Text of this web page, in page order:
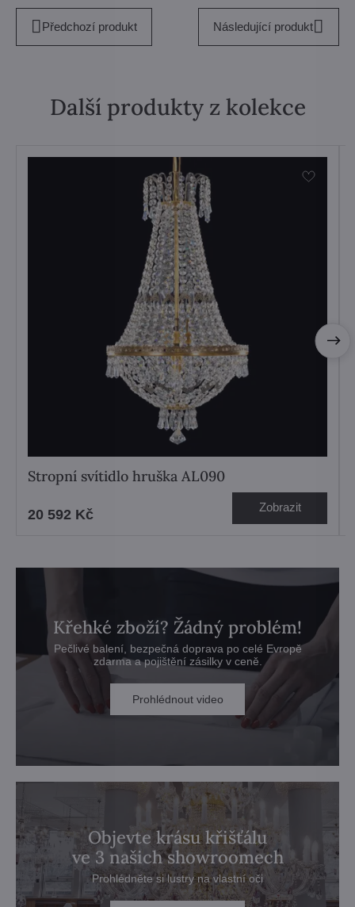
Předchozí produkt Následující produkt
Další produkty z kolekce
Stropní svítidlo hruška AL090
20 592 Kč Zobrazit
Křehké zboží? Žádný problém!
Pečlivé balení, bezpečná doprava po celé Evropě
zdarma a pojištění zásilky v ceně.
Prohlédnout video
Objevte krásu křišťálu
ve 3 našich showroomech
Prohlédněte si lustry na vlastní oči